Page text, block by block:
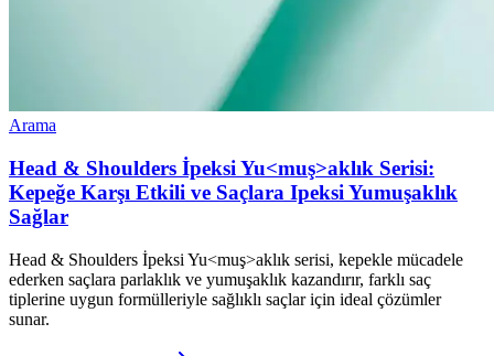
Arama
Head & Shoulders İpeksi Yu<muş>aklık Serisi:
Kepeğe Karşı Etkili ve Saçlara Ipeksi Yumuşaklık
Sağlar
Head & Shoulders İpeksi Yu<muş>aklık serisi, kepekle mücadele
ederken saçlara parlaklık ve yumuşaklık kazandırır, farklı saç
tiplerine uygun formülleriyle sağlıklı saçlar için ideal çözümler
sunar.